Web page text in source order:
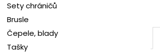
Sety chráničů
Brusle
Čepele, blady
Tašky